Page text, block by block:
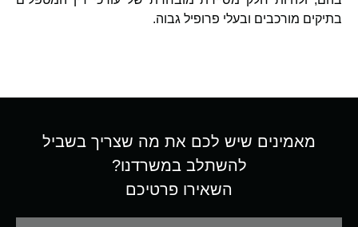
בתיקים מורכבים ובעלי פרופיל גבוה.
מאמינים שיש לכם את מה שצריך בשביל
להשתלב במשרדנו?
השאירו פרטיכם